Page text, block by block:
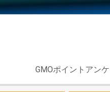
GMOポイントアンケ